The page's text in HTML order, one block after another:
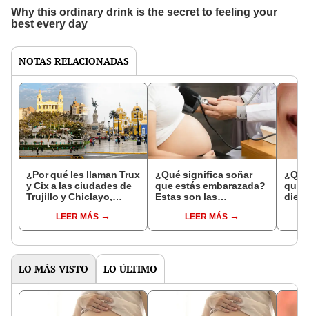
NOTAS RELACIONADAS
¿Por qué les llaman Trux
y Cix a las ciudades de
Trujillo y Chiclayo,
LEER MÁS
¿Qué significa soñar
que estás embarazada?
Estas son las
comunesLEER MÁS
que
LO MÁS VISTO LO ÚLTIMO